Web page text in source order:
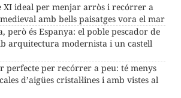
XI ideal per menjar arròs i recórrer a
amb bells paisatges vora el mar
però és Espanya: el poble pescador de
arquitectura modernista i un castell
perfecte per recórrer a peu: té menys
d’aigües cristal·lines i amb vistes al